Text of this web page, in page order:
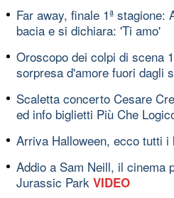
Far away, finale 1ª
bacia e si dichiara: 'Ti amo'
Oroscopo dei colpi di scena
sorpresa d'amore fuori dagli
Scaletta concerto Cesare
ed info biglietti Più Che
Arriva Halloween, ecco tutti i
Addio a Sam Neill, il cinema
Jurassic Park VIDEO